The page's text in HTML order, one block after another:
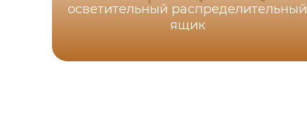
осветительный распределительный
ящик